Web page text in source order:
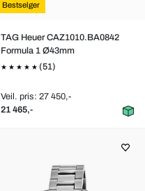
Bestselger
TAG Heuer CAZ1010.BA0842
Formula 1 Ø43mm
(51)
Veil. pris: 27 450,-
21 465,-